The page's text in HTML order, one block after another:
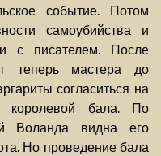
событие. Потом
самоубийства и
с писателем. После
теперь мастера до
согласиться на
королевой бала. По
Воланда видна его
Но проведение бала